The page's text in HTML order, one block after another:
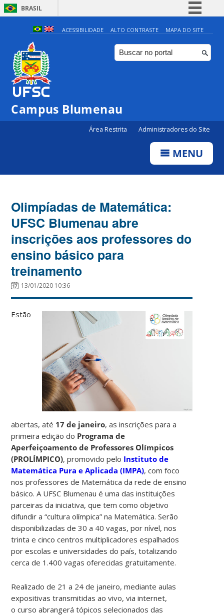
BRASIL
Simplifique!
Comunica BR
Participe
ACESSIBILIDADE ALTO CONTRASTE MAPA DO SITE
Campus Blumenau
Área Restrita Administradores do Site
MENU
Olimpíadas de Matemática:
UFSC Blumenau abre
inscrições aos professores do
ensino básico para
treinamento
13/01/2020 10:36
Estão
abertas, até 17 de janeiro, as inscrições para a
primeira edição do Programa de
Aperfeiçoamento de Professores Olímpicos
(PROLÍMPICO), promovido pelo Instituto de
Matemática Pura e Aplicada (IMPA), com foco
nos professores de Matemática da rede de ensino
básico. A UFSC Blumenau é uma das instituições
parceiras da iniciativa, que tem como objetivo
difundir a “cultura olímpica” na Matemática. Serão
disponibilizadas de 30 a 40 vagas, por nível, nos
trinta e cinco centros multiplicadores espalhados
por escolas e universidades do país, totalizando
cerca de 1.400 vagas oferecidas gratuitamente.
Realizado de 21 a 24 de janeiro, mediante aulas
expositivas transmitidas ao vivo, via internet,
o curso abrangerá tópicos selecionados das